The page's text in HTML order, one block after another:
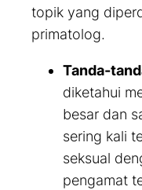
topik yang
primatolog.
Tanda-
diketahui
besar dan
sering kali
seksual
pengamat